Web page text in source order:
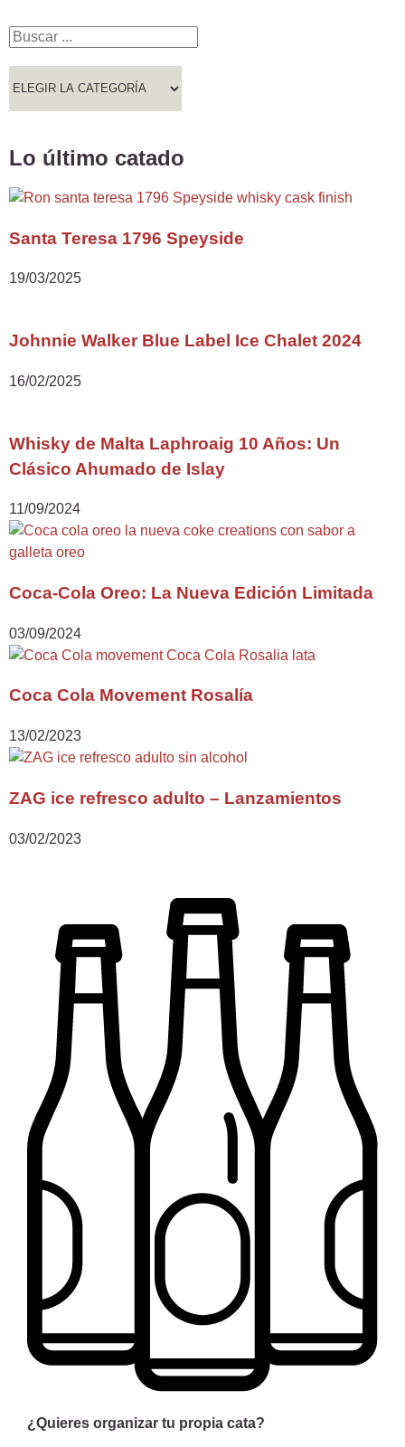
Lo último catado
Santa Teresa 1796 Speyside
19/03/2025
Johnnie Walker Blue Label Ice Chalet 2024
16/02/2025
Whisky de Malta Laphroaig 10 Años: Un
Clásico Ahumado de Islay
11/09/2024
Coca-Cola Oreo: La Nueva Edición Limitada
03/09/2024
Coca Cola Movement Rosalía
13/02/2023
ZAG ice refresco adulto – Lanzamientos
03/02/2023
¿Quieres organizar tu propia cata?